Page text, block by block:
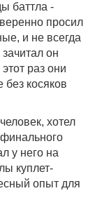
баттла -
просил
и не всегда
он
раз они
косяков
хотел
у него на
куплет-
опыт для